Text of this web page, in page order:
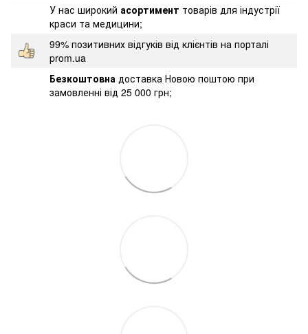
У нас широкий асортимент товарів для індустрії
краси та медицини;
99% позитивних відгуків від клієнтів на порталі
prom.ua
Безкоштовна доставка Новою поштою при
замовленні від 25 000 грн;